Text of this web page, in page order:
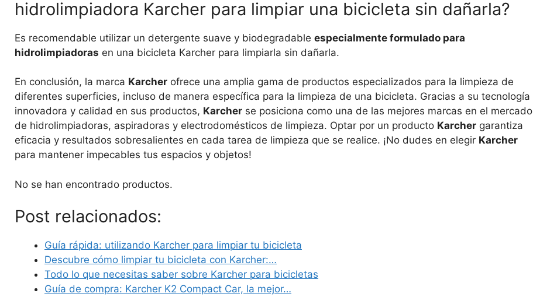
hidrolimpiadora Karcher para limpiar una bicicleta sin dañarla?
Es recomendable utilizar un detergente suave y biodegradable especialmente formulado para
hidrolimpiadoras en una bicicleta Karcher para limpiarla sin dañarla.
En conclusión, la marca Karcher ofrece una amplia gama de productos especializados para la limpieza de
diferentes superficies, incluso de manera específica para la limpieza de una bicicleta. Gracias a su tecnología
innovadora y calidad en sus productos, Karcher se posiciona como una de las mejores marcas en el mercado
de hidrolimpiadoras, aspiradoras y electrodomésticos de limpieza. Optar por un producto Karcher garantiza
eficacia y resultados sobresalientes en cada tarea de limpieza que se realice. ¡No dudes en elegir Karcher
para mantener impecables tus espacios y objetos!
No se han encontrado productos.
Post relacionados:
Guía rápida: utilizando Karcher para limpiar tu bicicleta
Descubre cómo limpiar tu bicicleta con Karcher:…
Todo lo que necesitas saber sobre Karcher para bicicletas
Guía de compra: Karcher K2 Compact Car, la mejor…